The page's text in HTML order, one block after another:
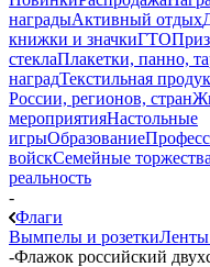
наградыАктивный отдых
книжки и значкиГТО
стеклаПлакетки, панно,
наградТекстильная
России, регионов, стран
мероприятияНастольные
игрыОбразование
войскСемейные торжества
реальность
-
Флаги
Вымпелы и розеткиЛенты
-Флажок российский